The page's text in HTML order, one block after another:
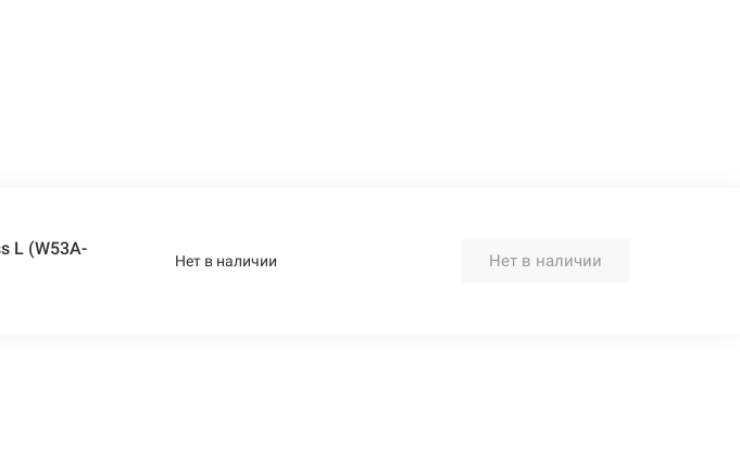
L (W53A-
Нет в наличии Нет в наличии